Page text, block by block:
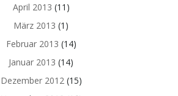
April 2013 (11)
März 2013 (1)
Februar 2013 (14)
Januar 2013 (14)
Dezember 2012 (15)